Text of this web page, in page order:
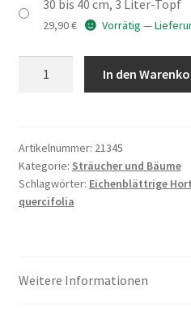
30 bis 40 cm, 3 Liter-Topf
29,90€ Vorrätig —
Menge
In den
Artikelnummer: 21345
Kategorie: Sträucher und Bäume
Schlagwörter: Eichenblättrige
quercifolia
Weitere Informationen